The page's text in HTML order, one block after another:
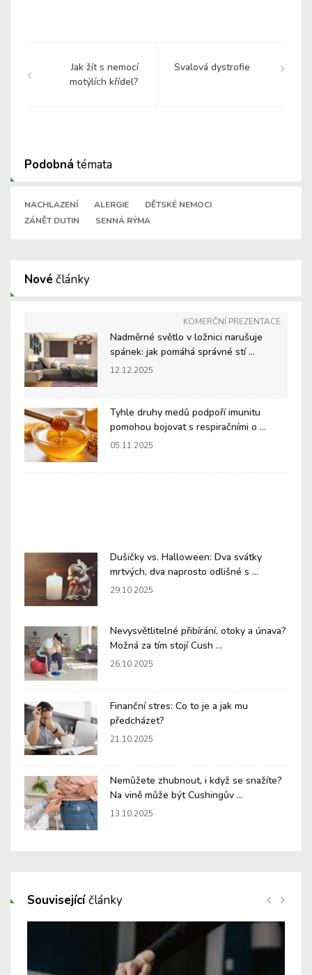
Jak žít s nemocí
motýlích křídel?
Svalová dystrofie
Podobná témata
NACHLAZENÍ ALERGIE
DĚTSKÉ NEMOCI
ZÁNĚT DUTIN
SENNÁ RÝMA
Nové články
KOMERČNÍ PREZENTACE
Nadměrné světlo v ložnici narušuje
spánek: jak pomáhá správné stí ...
12.12.2025
Tyhle druhy medů podpoří imunitu
pomohou bojovat s respiračními o ...
05.11.2025
Dušičky vs. Halloween: Dva svátky
mrtvých, dva naprosto odlišné s ...
29.10.2025
Nevysvětlitelné přibírání, otoky a únava?
Možná za tím stojí Cush ...
26.10.2025
Finanční stres: Co to je a jak mu
předcházet?
21.10.2025
Nemůžete zhubnout, i když se snažíte?
Na vině může být Cushingův ...
13.10.2025
Souvisejícíčlánky